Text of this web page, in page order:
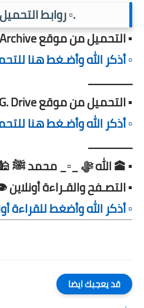
.▫️ روابط
▪️ التحميل من موقع Archive ▪️
▫️ أذكر الله وأضـغط هنا
ـــــــــــــــ
▪️ التحميل من موقع G. Drive ▪️
▫️ أذكر الله وأضـغط هنا
ـــــــــــــــ
▪️ 🕋 الله ﷻ _▫️_ محمد ﷺ
▪️ التصـفح والقـراءة أونلاين
▫️ أذكر الله وأضغط للقراءة
قد يعجبك ايضا